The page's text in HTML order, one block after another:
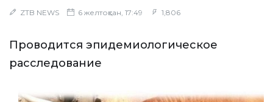
ZTB NEWS 6 желтоқсан, 17:49 1,806
Проводится эпидемиологическое
расследование